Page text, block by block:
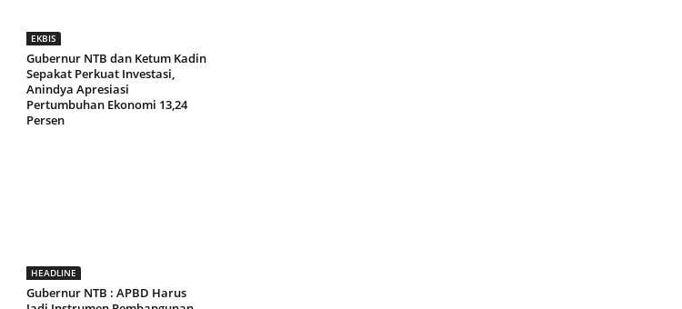
EKBIS
Gubernur NTB dan Ketum Kadin
Sepakat Perkuat Investasi,
Anindya Apresiasi
Pertumbuhan Ekonomi 13,24
Persen
HEADLINE
Gubernur NTB : APBD Harus